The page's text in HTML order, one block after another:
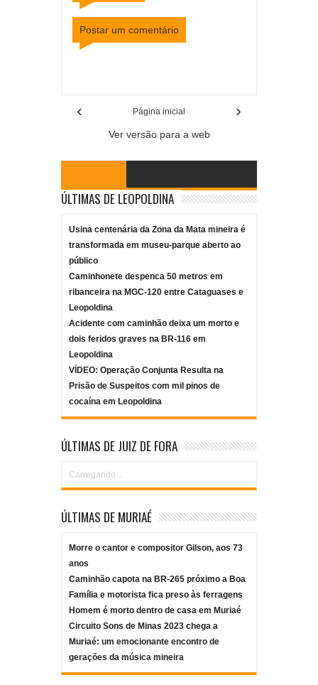
Postar um comentário
‹ ›
Página inicial
Ver versão para a web
ÚLTIMAS DE LEOPOLDINA
Usina centenária da Zona da Mata mineira é
transformada em museu-parque aberto ao
público
Caminhonete despenca 50 metros em
ribanceira na MGC-120 entre Cataguases e
Leopoldina
Acidente com caminhão deixa um morto e
dois feridos graves na BR-116 em
Leopoldina
VÍDEO: Operação Conjunta Resulta na
Prisão de Suspeitos com mil pinos de
cocaína em Leopoldina
ÚLTIMAS DE JUIZ DE FORA
Carregando...
ÚLTIMAS DE MURIAÉ
Morre o cantor e compositor Gilson, aos 73
anos
Caminhão capota na BR-265 próximo a Boa
Família e motorista fica preso às ferragens
Homem é morto dentro de casa em Muriaé
Circuito Sons de Minas 2023 chega a
Muriaé: um emocionante encontro de
gerações da música mineira